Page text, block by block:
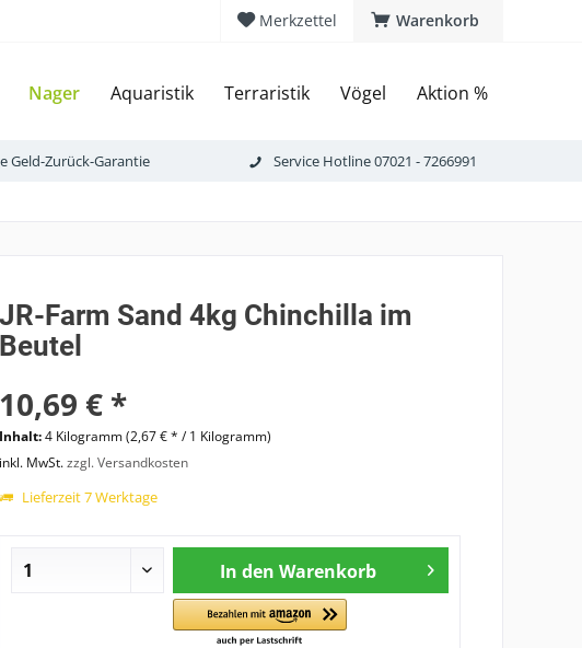
Warenkorb
Merkzettel
Nager Aquaristik Terraristik Vögel Aktion %
Geld-Zurück-Garantie Service Hotline 07021 - 7266991
JR-Farm Sand 4kg Chinchilla im
Beutel
10,69 € *
Inhalt:4 Kilogramm (2,67 € * / 1 Kilogramm)
inkl. MwSt.zzgl. Versandkosten
Lieferzeit 7 Werktage
In den Warenkorb